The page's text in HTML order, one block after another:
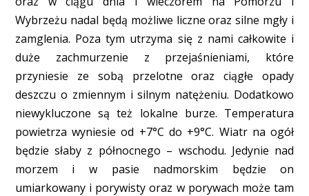
Wybrzeżu nadal będą możliwe liczne oraz silne mgły i
zamglenia. Poza tym utrzyma się z nami całkowite i
duże zachmurzenie z przejaśnieniami, które
przyniesie ze sobą przelotne oraz ciągłe opady
deszczu o zmiennym i silnym natężeniu. Dodatkowo
niewykluczone są też lokalne burze. Temperatura
powietrza wyniesie od +7°C do +9°C. Wiatr na ogół
będzie słaby z północnego – wschodu. Jedynie nad
morzem i w pasie nadmorskim będzie on
umiarkowany i porywisty oraz w porywach może tam